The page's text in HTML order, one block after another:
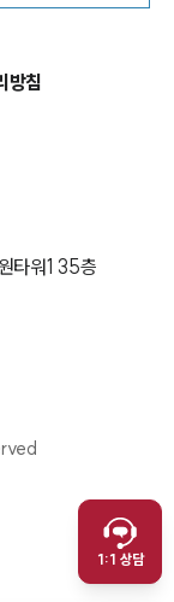
1:1 상담
방침
타워1 35층